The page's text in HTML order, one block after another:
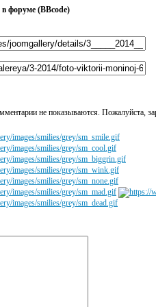
форуме (BBcode)
не показываются. Пожалуйста,